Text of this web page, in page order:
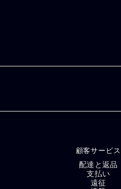
顧客サービス
配達と返品
支払い
遠征